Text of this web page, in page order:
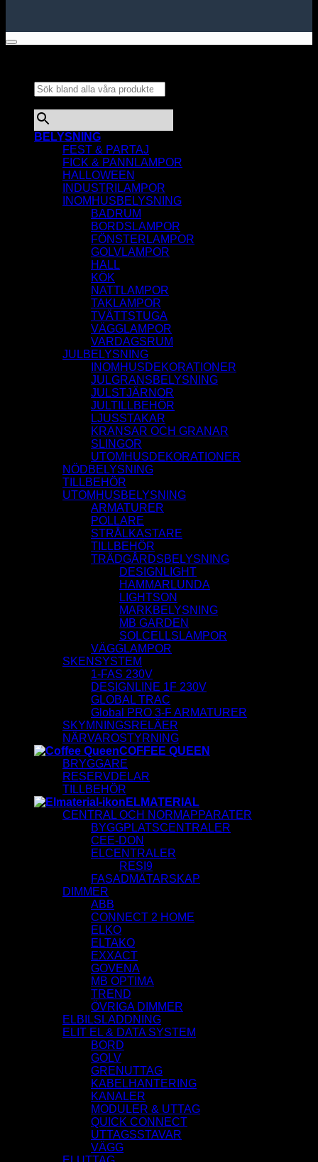
BELYSNING
FEST & PARTAJ
FICK & PANNLAMPOR
HALLOWEEN
INDUSTRILAMPOR
INOMHUSBELYSNING
BADRUM
BORDSLAMPOR
FÖNSTERLAMPOR
GOLVLAMPOR
HALL
KÖK
NATTLAMPOR
TAKLAMPOR
TVÄTTSTUGA
VÄGGLAMPOR
VARDAGSRUM
JULBELYSNING
INOMHUSDEKORATIONER
JULGRANSBELYSNING
JULSTJÄRNOR
JULTILLBEHÖR
LJUSSTAKAR
KRANSAR OCH GRANAR
SLINGOR
UTOMHUSDEKORATIONER
NÖDBELYSNING
TILLBEHÖR
UTOMHUSBELYSNING
ARMATURER
POLLARE
STRÅLKASTARE
TILLBEHÖR
TRÄDGÅRDSBELYSNING
DESIGNLIGHT
HAMMARLUNDA
LIGHTSON
MARKBELYSNING
MB GARDEN
SOLCELLSLAMPOR
VÄGGLAMPOR
SKENSYSTEM
1-FAS 230V
DESIGNLINE 1F 230V
GLOBAL TRAC
Global PRO 3-F ARMATURER
SKYMNINGSRELÄER
NÄRVAROSTYRNING
COFFEE QUEEN
BRYGGARE
RESERVDELAR
TILLBEHÖR
ELMATERIAL
CENTRAL OCH NORMAPPARATER
BYGGPLATSCENTRALER
CEE-DON
ELCENTRALER
RESI9
FASADMÄTARSKAP
DIMMER
ABB
CONNECT 2 HOME
ELKO
ELTAKO
EXXACT
GOVENA
MB OPTIMA
TREND
ÖVRIGA DIMMER
ELBILSLADDNING
ELIT EL & DATA SYSTEM
BORD
GOLV
GRENUTTAG
KABELHANTERING
KANALER
MODULER & UTTAG
QUICK CONNECT
UTTAGSSTAVAR
VÄGG